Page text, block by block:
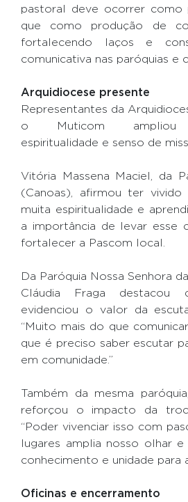
pastoral deve ocorrer como
que como produção de
fortalecendo laços e
comunicativa nas paróquias e
Arquidiocese presente
Representantes da
o Muticom ampliou
espiritualidade e senso de
Vitória Massena Maciel, da
(Canoas), afirmou ter vivido
muita espiritualidade e
a importância de levar esse
fortalecer a Pascom local.
Da Paróquia Nossa Senhora
Cláudia Fraga
evidenciou o valor da
“Muito mais do que
que é preciso saber escutar
em comunidade.”
Também da mesma
reforçou o impacto da
“Poder vivenciar isso com
lugares amplia nosso olhar
conhecimento e unidade para
Oficinas e encerramento